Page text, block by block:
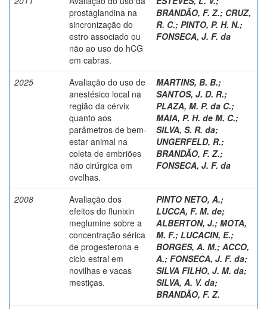
prostaglandina na
sincronização do
estro associado ou
não ao uso do hCG
em cabras.
BRANDÃO, F. Z.; CRUZ,
R. C.; PINTO, P. H. N.;
FONSECA, J. F. da
2025
Avaliação do uso de
anestésico local na
região da cérvix
quanto aos
parâmetros de bem-
estar animal na
coleta de embriões
não cirúrgica em
ovelhas.
MARTINS, B. B.;
SANTOS, J. D. R.;
PLAZA, M. P. da C.;
MAIA, P. H. de M. C.;
SILVA, S. R. da;
UNGERFELD, R.;
BRANDÃO, F. Z.;
FONSECA, J. F. da
2008
Avaliação dos
efeitos do flunixin
meglumine sobre a
concentração sérica
de progesterona e
ciclo estral em
novilhas e vacas
mestiças.
PINTO NETO, A.;
LUCCA, F. M. de;
ALBERTON, J.; MOTA,
M. F.; LUCACIN, E.;
BORGES, A. M.; ACCO,
A.; FONSECA, J. F. da;
SILVA FILHO, J. M. da;
SILVA, A. V. da;
BRANDÃO, F. Z.